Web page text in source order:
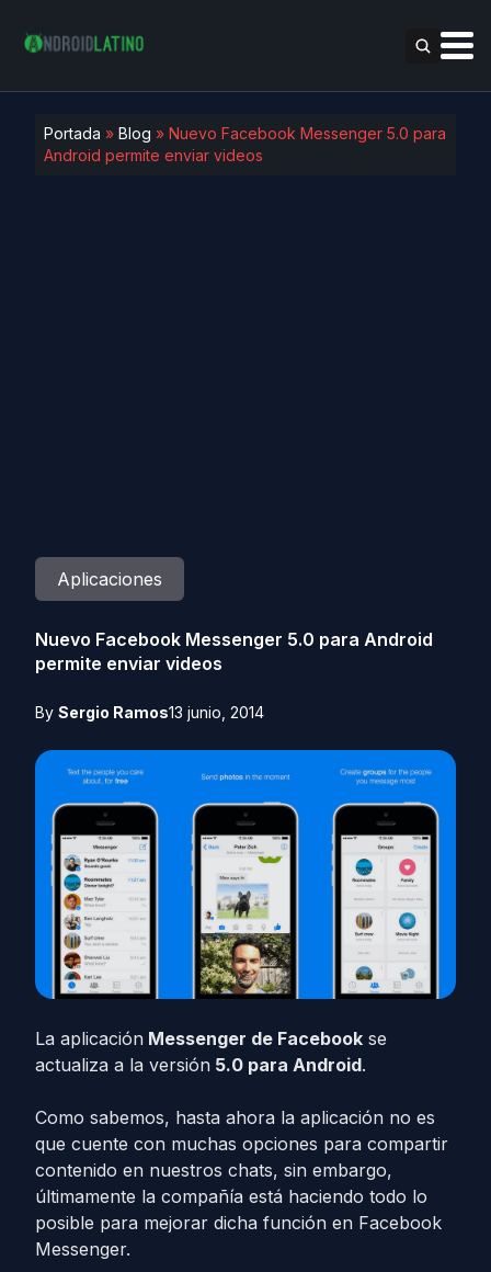
Portada » Blog » Nuevo Facebook Messenger 5.0 para
Android permite enviar videos
Aplicaciones
Nuevo Facebook Messenger 5.0 para Android
permite enviar videos
By Sergio Ramos13 junio, 2014
La aplicación Messenger de Facebook se
actualiza a la versión 5.0 para Android.
Como sabemos, hasta ahora la aplicación no es
que cuente con muchas opciones para compartir
contenido en nuestros chats, sin embargo,
últimamente la compañía está haciendo todo lo
posible para mejorar dicha función en Facebook
Messenger.